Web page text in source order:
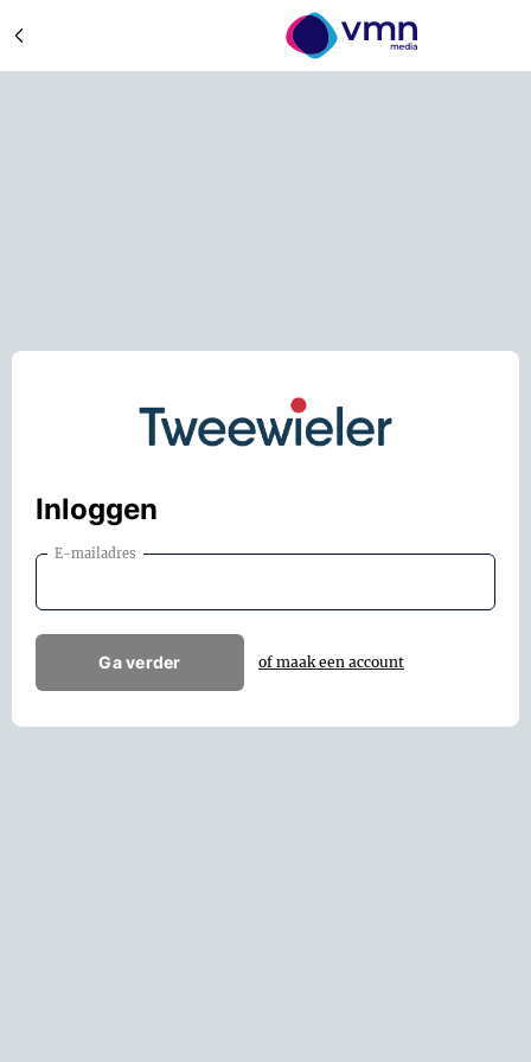
Inloggen
E-mailadres
Ga verder of maak een account